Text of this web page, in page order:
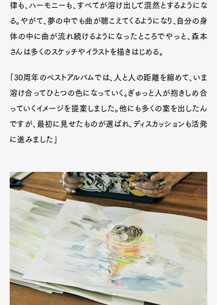
律も、ハーモニーも、すべてが溶け出して混然とするようにな
る。やがて、夢の中でも曲が聴こえてくるようになり、自分の身
体の中に曲が流れ続けるようになったところでやっと、森本
さんは多くのスケッチやイラストを描きはじめる。
「30周年のベストアルバムでは、人と人の距離を縮めて、いま
溶け合ってひとつの色になっていく。ぎゅっと人が抱きしめ合
っていくイメージを提案しました。他にも多くの案を出したん
ですが、最初に見せたものが選ばれ、ディスカッションも活発
に進みました」